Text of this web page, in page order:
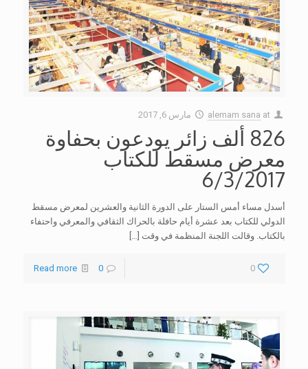
alemam sana at مارس 6, 2017
826 ألف زائر يودعون بحفاوة
معرض مسقط للكتاب
6/3/2017
أسدل مساء أمس الستار على الدورة الثانية والعشرين لمعرض مسقط
الدولي للكتاب بعد عشرة أيام حافلة بالحراك الثقافي والمعرفي واحتفاء
بالكتاب. وقالت اللجنة المنظمة في وقت
0
0
Read more